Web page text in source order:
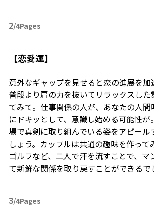
2/4Pages
【恋愛運】
意外なギャップを見せると恋の進展を加
普段より肩の力を抜いてリラックスした
てみて。仕事関係の人が、あなたの人間
にドキッとして、意識し始める可能性が
場で真剣に取り組んでいる姿をアピール
しょう。カップルは共通の趣味を作って
ゴルフなど、二人で汗を流すことで、マ
て新鮮な関係を取り戻すことができるで
3/4Pages